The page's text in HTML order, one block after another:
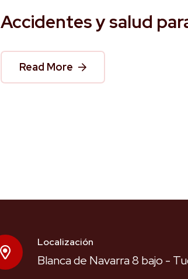
Accidentes y salud
Read More
Localización
Blanca de Navarra 8 bajo -